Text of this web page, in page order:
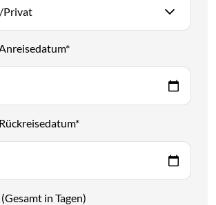
Privat
*
*
in Tagen)